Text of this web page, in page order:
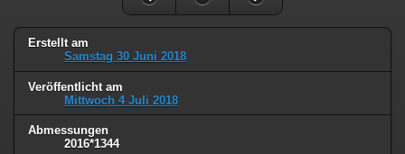
Erstellt am
Samstag 30 Juni 2018
Veröffentlicht am
Mittwoch 4 Juli 2018
Abmessungen
2016*1344